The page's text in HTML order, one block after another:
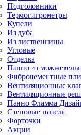
Подголовники
Термогигрометры
Купели
Из дуба
Из лиственницы
Угловые
Отделка
Панно из
Фиброцементные
Вентиляционные
Вентиляционные
Панно Фламма
Стеновые панели
Форточки
Акции